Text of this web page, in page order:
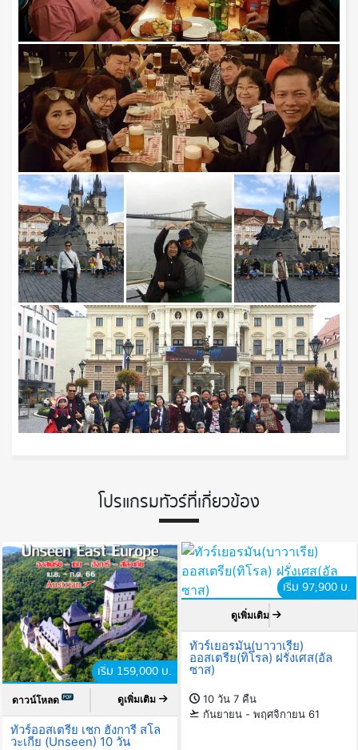
โปรแกรมทัวร์ที่เกี่ยวข้อง
เริ่ม 159,000 บ.
ทัวร์ออสเตรีย เชก ฮังการี สโล
วะเกีย (Unseen) 10 วัน
ดาวน์โหลด ดูเพิ่มเติม
เริ่ม 97,900 บ.
ทัวร์เยอรมัน(บาวาเรีย)
ออสเตรีย(ทิโรล) ฝรั่งเศส(อัล
ซาส)
10 วัน 7 คืน
กันยายน - พฤศจิกายน 61
ดูเพิ่มเติม